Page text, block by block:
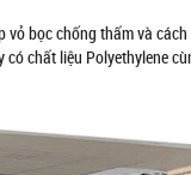
vỏ bọc chống thấm và
chất liệu Polyethylene